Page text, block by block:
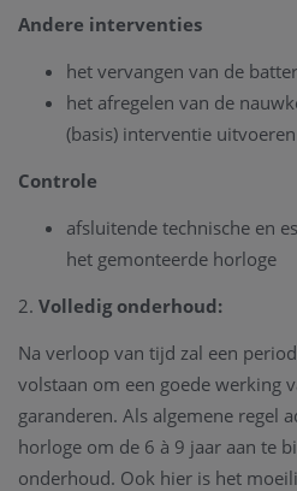
Andere interventies
het vervangen van de
het afregelen van de
(basis) interventie uitvoeren
Controle
afsluitende technische en
het gemonteerde horloge
2. Volledig onderhoud:
Na verloop van tijd zal een
volstaan om een goede werking
garanderen. Als algemene regel
horloge om de 6 à 9 jaar aan te
onderhoud. Ook hier is het